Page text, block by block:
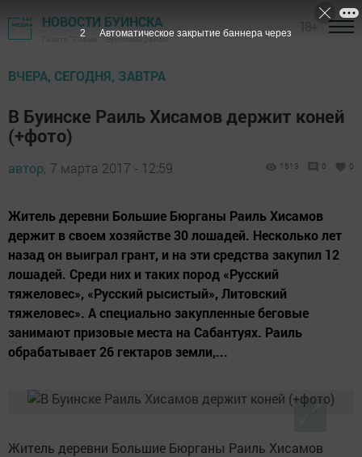
НОВОСТИ БУИНСКА
Газета "Знамя" - Буинский район
ВЧЕРА, СЕГОДНЯ, ЗАВТРА
В Буинске Раиль Хисамов держит коней
(+фото)
автор, 7 марта 2017 - 12:59 1513 0 0
Житель деревни Большие Бюрганы Раиль Хисамов
держит в своем хозяйстве 30 лошадей. Несколько лет
назад он выиграл грант, и на эти средства закупил 12
лошадей. Среди них и таких пород «Русский
тяжеловес», «Русский рысистый», Литовский
тяжеловес». А специально закупленные беговые
занимают призовые места на Сабантуях. Раиль
обрабатывает 26 гектаров земли,...
Житель деревни Большие Бюрганы Раиль Хисамов
2 Автоматическое закрытие баннера через